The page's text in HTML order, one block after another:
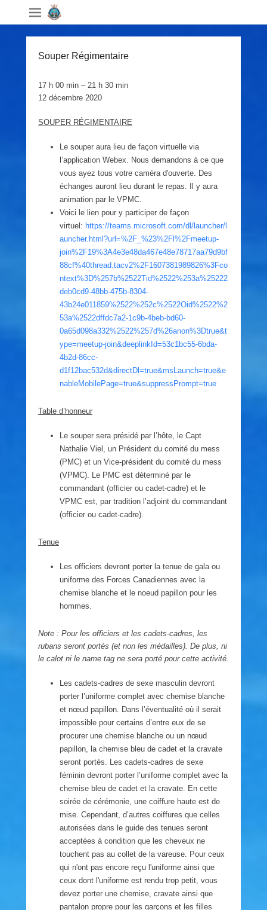
Souper Régimentaire
Souper
Régimentaire
17 h 00 min – 21 h 30 min
12 décembre 2020
SOUPER RÉGIMENTAIRE
Le souper aura lieu de façon virtuelle via
l’application Webex. Nous demandons à ce que
vous ayez tous votre caméra d'ouverte. Des
échanges auront lieu durant le repas. Il y aura
animation par le VPMC.
Voici le lien pour y participer de façon
virtuel: https://teams.microsoft.com/dl/launcher/l
auncher.html?url=%2F_%23%2Fl%2Fmeetup-
join%2F19%3A4e3e48da467e48e78717aa79d9bf
88cf%40thread.tacv2%2F1607381989826%3Fco
ntext%3D%257b%2522Tid%2522%253a%25222
deb0cd9-48bb-475b-8304-
43b24e011859%2522%252c%2522Oid%2522%2
53a%2522dffdc7a2-1c9b-4beb-bd60-
0a65d098a332%2522%257d%26anon%3Dtrue&t
ype=meetup-join&deeplinkId=53c1bc55-6bda-
4b2d-86cc-
d1f12bac532d&directDl=true&msLaunch=true&e
nableMobilePage=true&suppressPrompt=true
Table d’honneur
Le souper sera présidé par l’hôte, le Capt
Nathalie Viel, un Président du comité du mess
(PMC) et un Vice-président du comité du mess
(VPMC). Le PMC est déterminé par le
commandant (officier ou cadet-cadre) et le
VPMC est, par tradition l’adjoint du commandant
(officier ou cadet-cadre).
Tenue
Les officiers devront porter la tenue de gala ou
uniforme des Forces Canadiennes avec la
chemise blanche et le noeud papillon pour les
hommes.
Note : Pour les officiers et les cadets-cadres, les
rubans seront portés (et non les médailles). De plus, ni
le calot ni le name tag ne sera porté pour cette activité.
Les cadets-cadres de sexe masculin devront
porter l’uniforme complet avec chemise blanche
et nœud papillon. Dans l’éventualité où il serait
impossible pour certains d’entre eux de se
procurer une chemise blanche ou un nœud
papillon, la chemise bleu de cadet et la cravate
seront portés. Les cadets-cadres de sexe
féminin devront porter l’uniforme complet avec la
chemise bleu de cadet et la cravate. En cette
soirée de cérémonie, une coiffure haute est de
mise. Cependant, d’autres coiffures que celles
autorisées dans le guide des tenues seront
acceptées à condition que les cheveux ne
touchent pas au collet de la vareuse. Pour ceux
qui n'ont pas encore reçu l'uniforme ainsi que
ceux dont l'uniforme est rendu trop petit, vous
devez porter une chemise, cravate ainsi que
pantalon propre pour les garçons et les filles